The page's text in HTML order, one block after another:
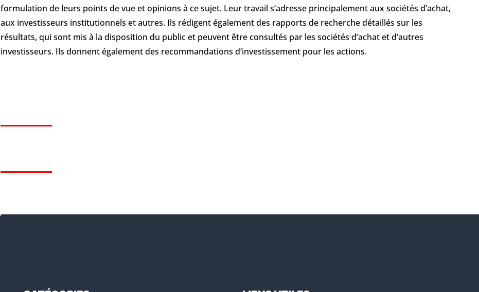
formulation de leurs points de vue et opinions à ce sujet. Leur travail s’adresse principalement aux sociétés d’achat,
aux investisseurs institutionnels et autres. Ils rédigent également des rapports de recherche détaillés sur les
résultats, qui sont mis à la disposition du public et peuvent être consultés par les sociétés d’achat et d’autres
investisseurs. Ils donnent également des recommandations d’investissement pour les actions.